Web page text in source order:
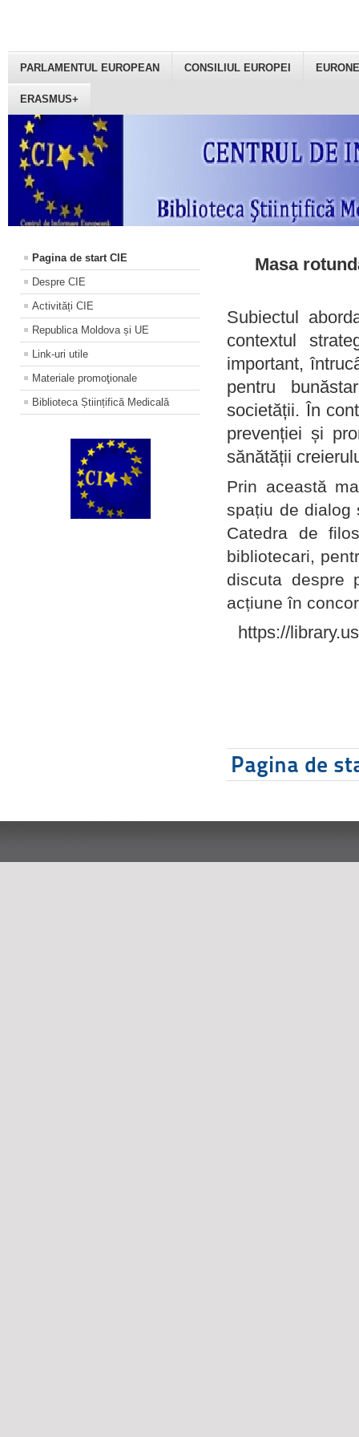
PARLAMENTUL EUROPEAN CONSILIUL EUROPEI
ERASMUS+
Pagina de start CIE
Despre CIE
Activități CIE
Republica Moldova și UE
Link-uri utile
Materiale promoţionale
Biblioteca Științifică Medicală
Masa
Subiectul
contextul
important,
pentru
societății. În
prevenției și
sănătății
Prin această
spațiu de dialog
Catedra de
bibliotecari,
discuta despre
acțiune în
https://
Pagina de